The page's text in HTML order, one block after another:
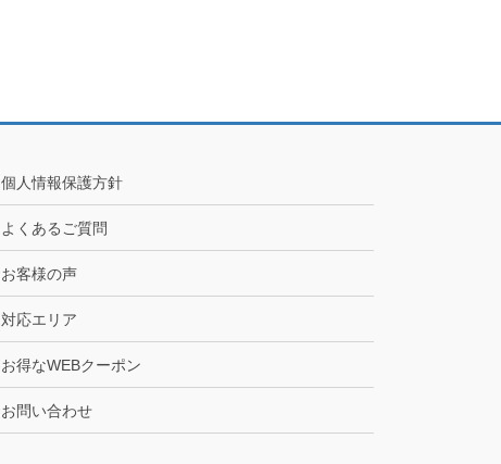
個人情報保護方針
よくあるご質問
お客様の声
対応エリア
お得なWEBクーポン
お問い合わせ